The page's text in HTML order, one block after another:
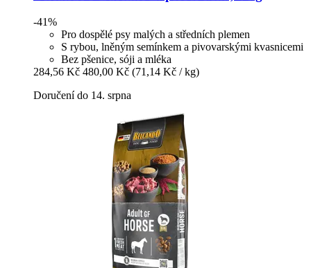
-41%
Pro dospělé psy malých a středních plemen
S rybou, lněným semínkem a pivovarskými kvasnicemi
Bez pšenice, sóji a mléka
284,56 Kč 480,00 Kč (71,14 Kč / kg)
Doručení do 14. srpna